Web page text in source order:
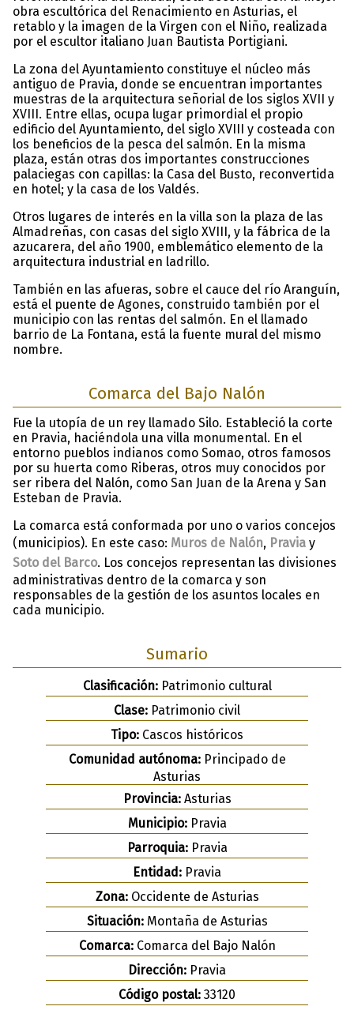
obra escultórica del Renacimiento en Asturias, el
retablo y la imagen de la Virgen con el Niño, realizada
por el escultor italiano Juan Bautista Portigiani.
La zona del Ayuntamiento constituye el núcleo más
antiguo de Pravia, donde se encuentran importantes
muestras de la arquitectura señorial de los siglos XVII y
XVIII. Entre ellas, ocupa lugar primordial el propio
edificio del Ayuntamiento, del siglo XVIII y costeada con
los beneficios de la pesca del salmón. En la misma
plaza, están otras dos importantes construcciones
palaciegas con capillas: la Casa del Busto, reconvertida
en hotel; y la casa de los Valdés.
Otros lugares de interés en la villa son la plaza de las
Almadreñas, con casas del siglo XVIII, y la fábrica de la
azucarera, del año 1900, emblemático elemento de la
arquitectura industrial en ladrillo.
También en las afueras, sobre el cauce del río Aranguín,
está el puente de Agones, construido también por el
municipio con las rentas del salmón. En el llamado
barrio de La Fontana, está la fuente mural del mismo
nombre.
Comarca del Bajo Nalón
Fue la utopía de un rey llamado Silo. Estableció la corte
en Pravia, haciéndola una villa monumental. En el
entorno pueblos indianos como Somao, otros famosos
por su huerta como Riberas, otros muy conocidos por
ser ribera del Nalón, como San Juan de la Arena y San
Esteban de Pravia.
La comarca está conformada por uno o varios concejos
(municipios). En este caso: Muros de Nalón, Pravia y
Soto del Barco. Los concejos representan las divisiones
administrativas dentro de la comarca y son
responsables de la gestión de los asuntos locales en
cada municipio.
Sumario
Clasificación:Patrimonio cultural
Clase: Patrimonio civil
Tipo: Cascos históricos
Comunidad autónoma:Principado de
Asturias
Provincia:Asturias
Municipio:Pravia
Parroquia:Pravia
Entidad: Pravia
Zona:Occidente de Asturias
Situación:Montaña de Asturias
Comarca:Comarca del Bajo Nalón
Dirección: Pravia
Código postal: 33120